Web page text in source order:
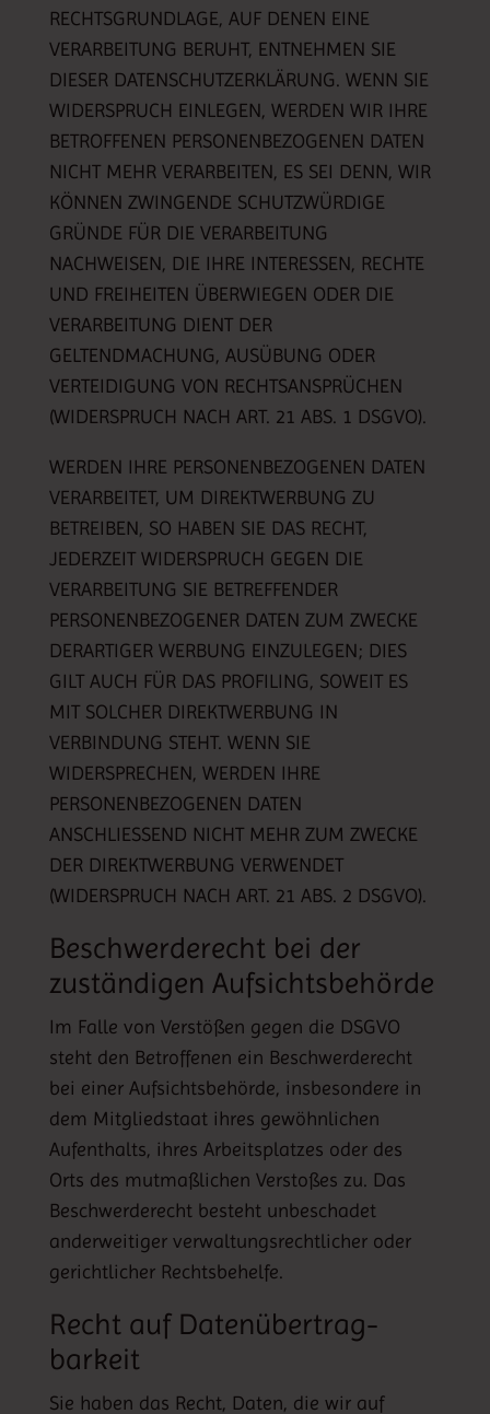
RECHTSGRUNDLAGE, AUF DENEN EINE
VERARBEITUNG BERUHT, ENTNEHMEN SIE
DIESER DATENSCHUTZERKLÄRUNG. WENN SIE
WIDERSPRUCH EINLEGEN, WERDEN WIR IHRE
BETROFFENEN PERSONENBEZOGENEN DATEN
NICHT MEHR VERARBEITEN, ES SEI DENN, WIR
KÖNNEN ZWINGENDE SCHUTZWÜRDIGE
GRÜNDE FÜR DIE VERARBEITUNG
NACHWEISEN, DIE IHRE INTERESSEN, RECHTE
UND FREIHEITEN ÜBERWIEGEN ODER DIE
VERARBEITUNG DIENT DER
GELTENDMACHUNG, AUSÜBUNG ODER
VERTEIDIGUNG VON RECHTSANSPRÜCHEN
(WIDERSPRUCH NACH ART. 21 ABS. 1 DSGVO).
WERDEN IHRE PERSONENBEZOGENEN DATEN
VERARBEITET, UM DIREKTWERBUNG ZU
BETREIBEN, SO HABEN SIE DAS RECHT,
JEDERZEIT WIDERSPRUCH GEGEN DIE
VERARBEITUNG SIE BETREFFENDER
PERSONENBEZOGENER DATEN ZUM ZWECKE
DERARTIGER WERBUNG EINZULEGEN; DIES
GILT AUCH FÜR DAS PROFILING, SOWEIT ES
MIT SOLCHER DIREKTWERBUNG IN
VERBINDUNG STEHT. WENN SIE
WIDERSPRECHEN, WERDEN IHRE
PERSONENBEZOGENEN DATEN
ANSCHLIESSEND NICHT MEHR ZUM ZWECKE
DER DIREKTWERBUNG VERWENDET
(WIDERSPRUCH NACH ART. 21 ABS. 2 DSGVO).
Beschwerde­recht bei der
zuständigen Aufsichts­behörde
Im Falle von Verstößen gegen die DSGVO
steht den Betroffenen ein Beschwerderecht
bei einer Aufsichtsbehörde, insbesondere in
dem Mitgliedstaat ihres gewöhnlichen
Aufenthalts, ihres Arbeitsplatzes oder des
Orts des mutmaßlichen Verstoßes zu. Das
Beschwerderecht besteht unbeschadet
anderweitiger verwaltungsrechtlicher oder
gerichtlicher Rechtsbehelfe.
Recht auf Daten­übertrag­
barkeit
Sie haben das Recht, Daten, die wir auf